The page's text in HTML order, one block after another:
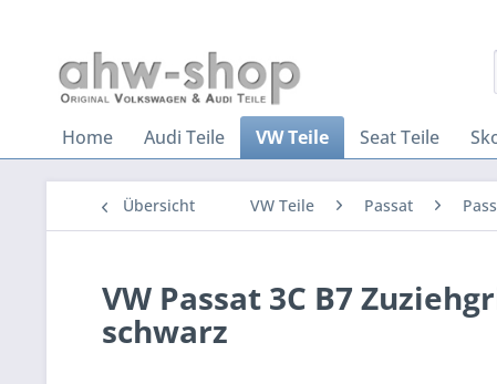
Home Audi Teile VW Teile Seat Teile
Übersicht VW Teile Passat
VW Passat 3C B7
schwarz